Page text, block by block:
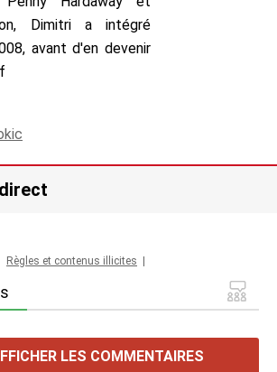
Dimitri a intégré
avant d'en devenir
Règles et contenus illicites
LES COMMENTAIRES